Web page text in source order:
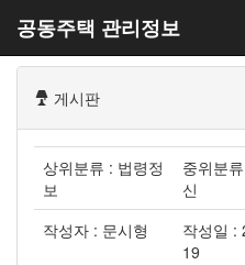
공동주택 관리정보
게시판
상위분류 : 법령정
보
중위분
신
작성자 : 문시형
작성일 :
19